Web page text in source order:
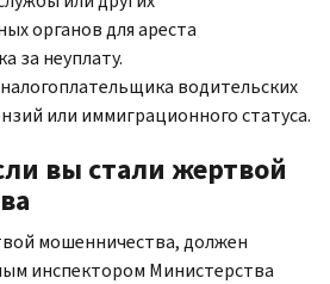
органов для ареста
за неуплату.
водительских
или иммиграционного статуса.
вы стали жертвой
мошенничества, должен
инспектором Министерства